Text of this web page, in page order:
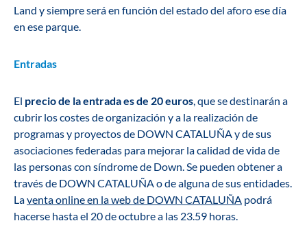
Land y siempre será en función del estado del aforo ese día
en ese parque.
Entradas
El precio de la entrada es de 20 euros, que se destinarán a
cubrir los costes de organización y a la realización de
programas y proyectos de DOWN CATALUÑA y de sus
asociaciones federadas para mejorar la calidad de vida de
las personas con síndrome de Down. Se pueden obtener a
través de DOWN CATALUÑA o de alguna de sus entidades.
Laventa online en la web de DOWN CATALUÑA podrá
hacerse hasta el 20 de octubre a las 23.59 horas.